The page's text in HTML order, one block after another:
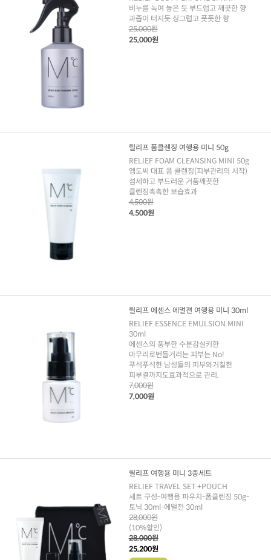
비누를 녹여 놓은 듯 부드럽고 깨끗한 향
과즙이 터지듯 싱그럽고 풋풋한 향
25,000원
25,000원
릴리프 폼클렌징 여행용 미니 50g
RELIEF FOAM CLEANSING MINI 50g
엠도씨 대표 폼 클렌징(피부관리의 시작)
섬세하고 부드러운 거품깨끗한
클렌징촉촉한 보습효과
4,500원
4,500원
릴리프 에센스 에멀젼 여행용 미니 30ml
RELIEF ESSENCE EMULSION MINI
30ml
에센스의 풍부한 수분감실키한
마무리로번들거리는 피부는 No!
푸석푸석한 남성들의 피부와거칠한
피부결까지도효과적으로 관리.
7,000원
7,000원
릴리프 여행용 미니 3종세트
RELIEF TRAVEL SET +POUCH
세트 구성-여행용 파우치-폼클렌징 50g-
토닉 30ml-에멀전 30ml
28,000원
(10%할인)
28,000원
25,200원